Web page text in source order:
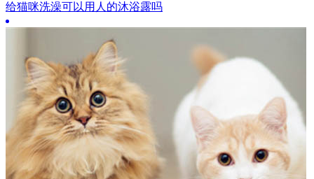
给猫咪洗澡可以用人的沐浴露吗